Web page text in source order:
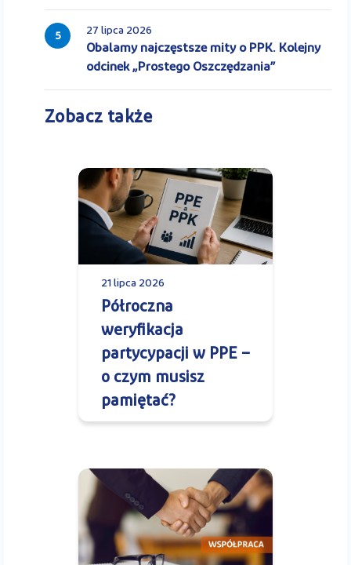
5 27 lipca 2026
Obalamy najczęstsze mity o PPK. Kolejny
odcinek „Prostego Oszczędzania”
Zobacz także
21 lipca 2026
Półroczna
weryfikacja
partycypacji w PPE –
o czym musisz
pamiętać?